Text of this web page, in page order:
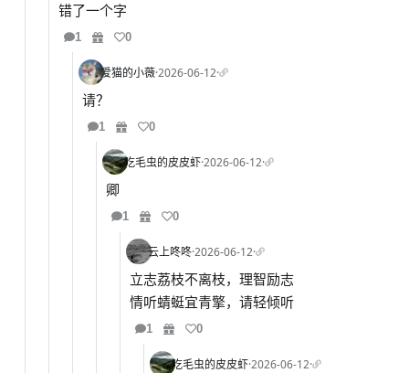
错了一个字
1 0
爱猫的小薇·2026-06-12·
请？
1 0
吃毛虫的皮皮虾·2026-06-12·
卿
1 0
云上咚咚·2026-06-12·
立志荔枝不离枝，理智励志
情听蜻蜓宜青擎，请轻倾听
1 0
吃毛虫的皮皮虾·2026-06-12·